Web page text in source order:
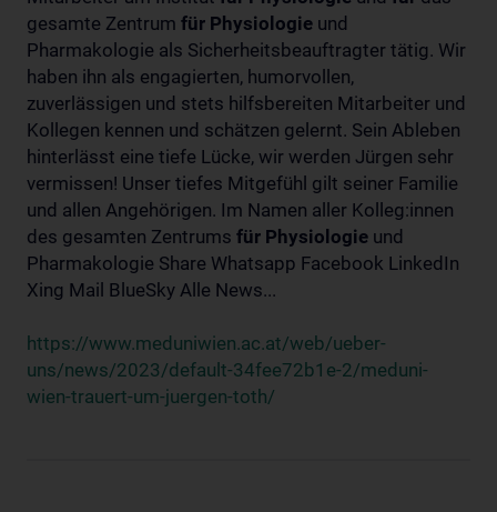
gesamte Zentrum für Physiologie und
Pharmakologie als Sicherheitsbeauftragter tätig. Wir
haben ihn als engagierten, humorvollen,
zuverlässigen und stets hilfsbereiten Mitarbeiter und
Kollegen kennen und schätzen gelernt. Sein Ableben
hinterlässt eine tiefe Lücke, wir werden Jürgen sehr
vermissen! Unser tiefes Mitgefühl gilt seiner Familie
und allen Angehörigen. Im Namen aller Kolleg:innen
des gesamten Zentrums für Physiologie und
Pharmakologie Share Whatsapp Facebook LinkedIn
Xing Mail BlueSky Alle News...
https://www.meduniwien.ac.at/web/ueber-
uns/news/2023/default-34fee72b1e-2/meduni-
wien-trauert-um-juergen-toth/